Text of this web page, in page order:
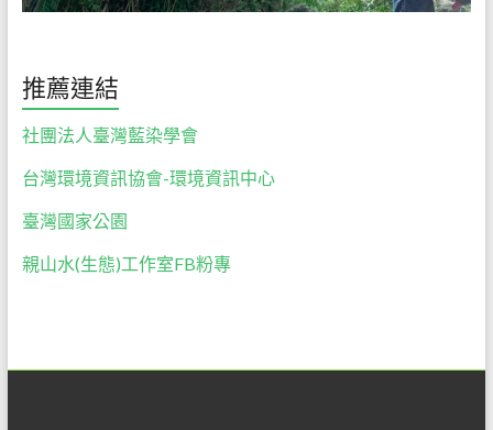
推薦連結
社團法人臺灣藍染學會
台灣環境資訊協會-環境資訊中心
臺灣國家公園
親山水(生態)工作室FB粉專